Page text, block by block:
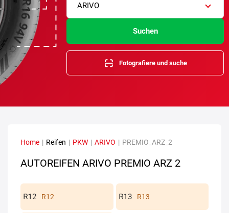
ARIVO
Suchen
Fotografiere und suche
Home | Reifen | PKW | ARIVO | PREMIO_ARZ_2
AUTOREIFEN ARIVO PREMIO ARZ 2
R12 R13